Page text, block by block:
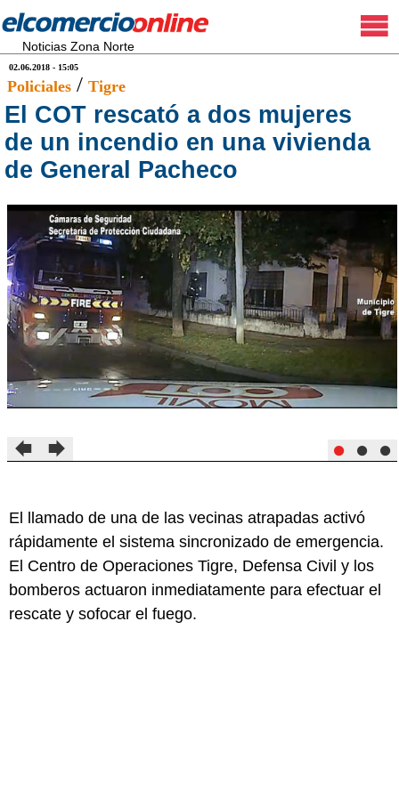
Noticias Zona Norte
02.06.2018 - 15:05
Policiales / Tigre
El COT rescató a dos mujeres
de un incendio en una vivienda
de General Pacheco
El llamado de una de las vecinas atrapadas activó
rápidamente el sistema sincronizado de emergencia.
El Centro de Operaciones Tigre, Defensa Civil y los
bomberos actuaron inmediatamente para efectuar el
rescate y sofocar el fuego.